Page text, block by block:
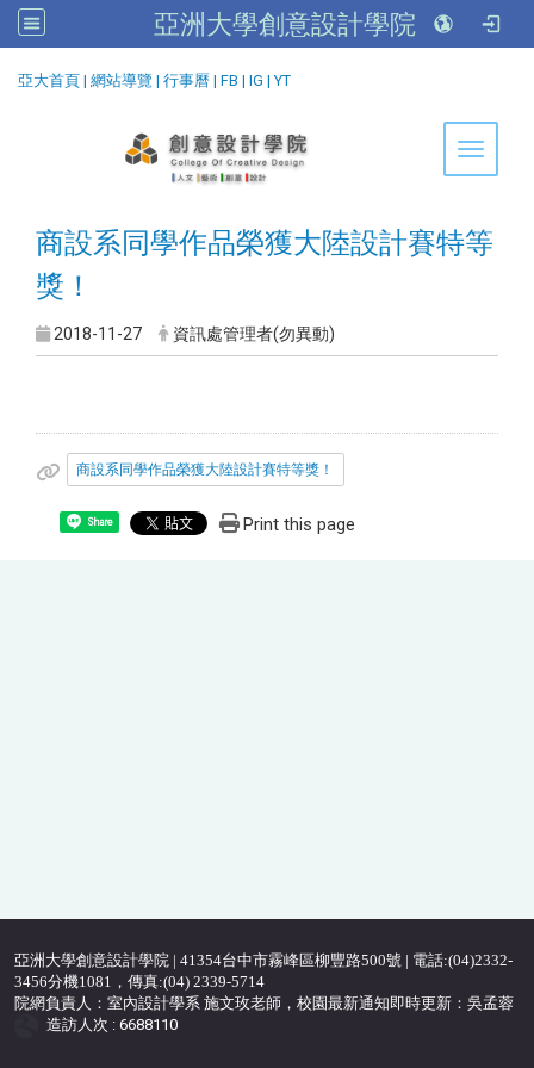
亞洲大學創意設計學院
亞大首頁 | 網站導覽 | 行事曆 | FB | IG | YT
Toggle
商設系同學作品榮獲大陸設計賽特等
獎！
2018-11-27 資訊處管理者(勿異動)
商設系同學作品榮獲大陸設計賽特等獎！
Share Print this page
亞洲大學創意設計學院 | 41354台中市霧峰區柳豐路500號 | 電話:(04)2332-
3456分機1081，傳真:(04) 2339-5714
院網負責人：室內設計學系 施文玫老師，校園最新通知即時更新：吳孟蓉
造訪人次 : 6688110